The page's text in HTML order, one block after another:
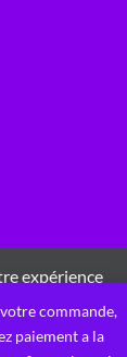
commande,
paiement a la
0
expérience
acceptez